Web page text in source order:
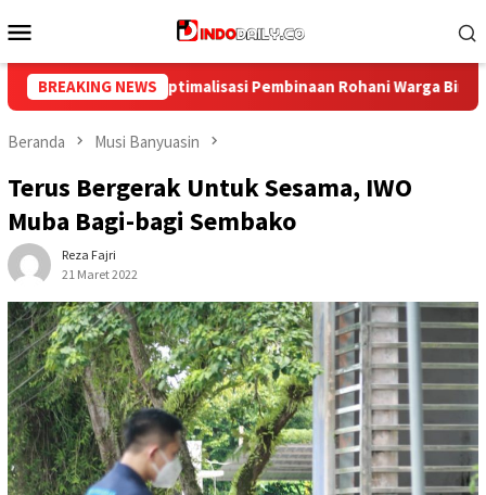
ke
Mobile
BREAKING NEWS
Binaan Bangun Kesamaan Persepsi, Lapas
Beranda Musi Banyuasin
Terus Bergerak Untuk Sesama, IWO
Muba Bagi-bagi Sembako
Reza Fajri
21 Maret 2022